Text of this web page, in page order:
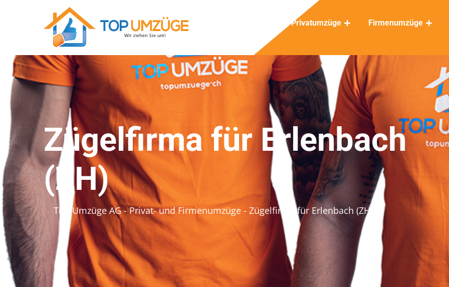
Privatumzüge Firmenumzüge
Zügelfirma für Erlenbach
(ZH)
Top Umzüge AG - Privat- und Firmenumzüge - Zügelfirma für Erlenbach (ZH)